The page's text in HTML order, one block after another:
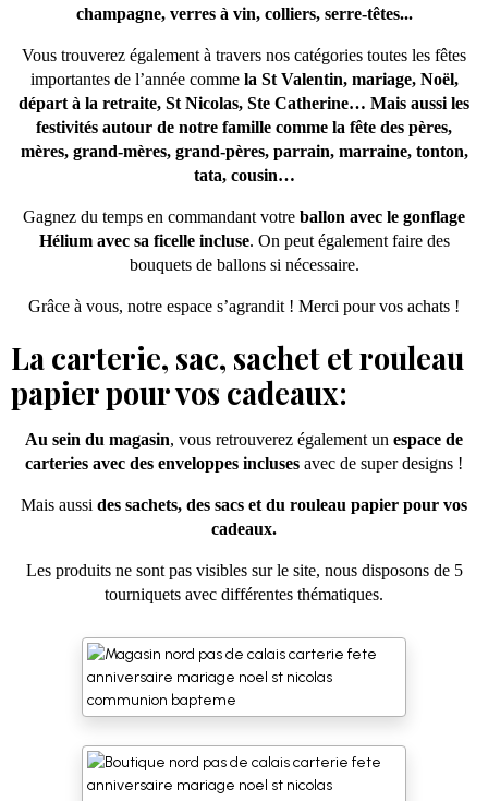
champagne, verres à vin, colliers, serre-têtes...
Vous trouverez également à travers nos catégories toutes les fêtes
importantes de l’année comme la St Valentin, mariage, Noël,
départ à la retraite, St Nicolas, Ste Catherine… Mais aussi les
festivités autour de notre famille comme la fête des pères,
mères, grand-mères, grand-pères, parrain, marraine, tonton,
tata, cousin…
Gagnez du temps en commandant votre ballon avec le gonflage
Hélium avec sa ficelle incluse. On peut également faire des
bouquets de ballons si nécessaire.
Grâce à vous, notre espace s’agrandit ! Merci pour vos achats !
La carterie, sac, sachet et rouleau
papier pour vos cadeaux:
Au sein du magasin, vous retrouverez également un espace de
carteries avec des enveloppes incluses avec de super designs !
Mais aussi des sachets, des sacs et du rouleau papier pour vos
cadeaux.
Les produits ne sont pas visibles sur le site, nous disposons de 5
tourniquets avec différentes thématiques.